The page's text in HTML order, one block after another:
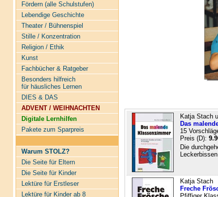
Fördern (alle Schulstufen)
Lebendige Geschichte
Theater / Bühnenspiel
Stille / Konzentration
Religion / Ethik
Kunst
Fachbücher & Ratgeber
Besonders hilfreich
für häusliches Lernen
DIES & DAS
ADVENT / WEIHNACHTEN
Digitale Lernhilfen
Pakete zum Sparpreis
Warum STOLZ?
Die Seite für Eltern
Die Seite für Kinder
Lektüre für Erstleser
Lektüre für Kinder ab 8
Katja Stach
Das
15
Preis (D):
Die
Katja Stach
Freche